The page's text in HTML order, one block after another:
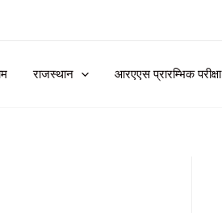
राजस्थान आरएएस प्रारम्भिक परीक्षा